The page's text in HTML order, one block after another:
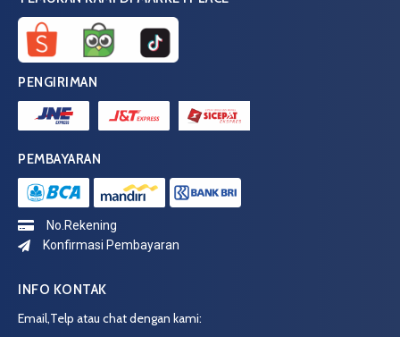
PENGIRIMAN
PEMBAYARAN
No.Rekening
Konfirmasi Pembayaran
INFO KONTAK
Email,Telp atau chat dengan kami: